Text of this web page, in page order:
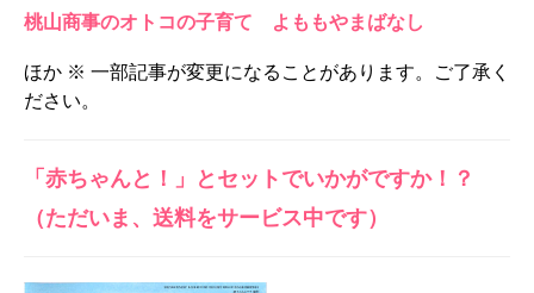
桃山商事のオトコの子育て よももやまばなし
ほか ※ 一部記事が変更になることがあります。ご了承く
ださい。
「赤ちゃんと！」とセットでいかがですか！？
（ただいま、送料をサービス中です）